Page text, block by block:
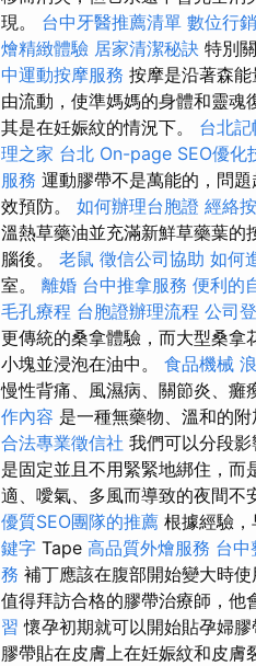
現。 台中牙醫推薦清單 數位行
燴精緻體驗 居家清潔秘訣 特別
中運動按摩服務 按摩是沿著森
由流動，使準媽媽的身體和靈
其是在妊娠紋的情況下。 台北
理之家 台北 On-page SEO優化
服務 運動膠帶不是萬能的，問
效預防。 如何辦理台胞證 經絡
溫熱草藥油並充滿新鮮草藥葉的
腦後。 老鼠 徵信公司協助 如何
室。 離婚 台中推拿服務 便利的
毛孔療程 台胞證辦理流程 公司
更傳統的桑拿體驗，而大型桑拿
小塊並浸泡在油中。 食品機械
慢性背痛、風濕病、關節炎、癱
作內容 是一種無藥物、溫和的附
合法專業徵信社 我們可以分段
是固定並且不用緊緊地綁住，而
適、噯氣、多風而導致的夜間
優質SEO團隊的推薦 根據經驗
鍵字 Tape 高品質外燴服務 台中
務 補丁應該在腹部開始變大時
值得拜訪合格的膠帶治療師，
習懷孕初期就可以開始貼孕婦
膠帶貼在皮膚上在妊娠紋和皮